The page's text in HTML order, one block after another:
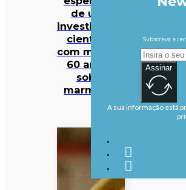
de uma
investigação
científica
com mais de
60 anos…
sobre
marmotas
Subscreva e
Assinar
A sua informação está